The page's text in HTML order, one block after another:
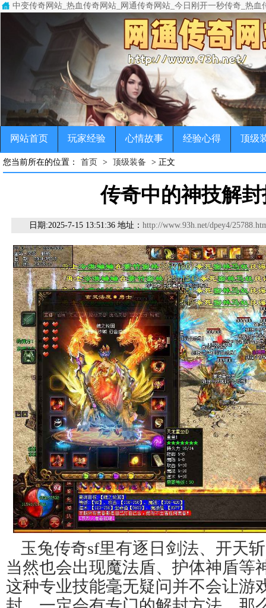
中变传奇网站_热血传奇网站_网通传奇网站_今日刚开一秒传奇_热血
中变传奇网站(www.93h.net)专注于变态传奇,超级变态传奇,超变态传
传奇，变态传奇，单职业传奇，超变传奇，宠物传奇，微变传奇，公益
网站首页 玩家经验 心情故事 经验心得 顶级
您当前所在的位置： 首页 > 顶级装备 > 正文
传奇中的神技解
日期:2025-7-15 13:51:36 地址： http://www.93h.net/dpey4/
玉兔传奇sf里有逐日剑法、开天
当然也会出现魔法盾、护体神盾等
这种专业技能毫无疑问并不会让游